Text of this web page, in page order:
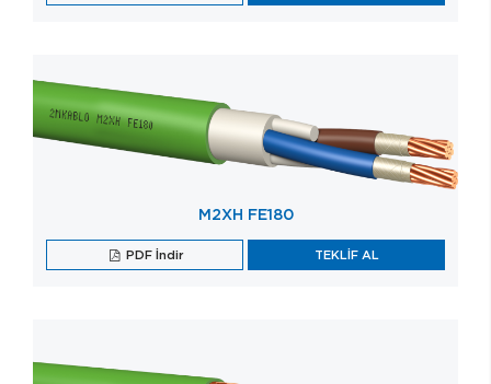
M2XH FE180
PDF İndir TEKLİF AL